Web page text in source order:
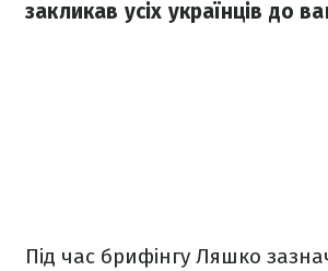
закликав усіх українців до
Під час брифінгу Ляшко